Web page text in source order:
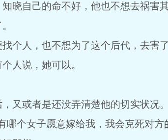
自己的命不好，他也不想去祸害其
人，也不想为了这个后代，去害了
人说，她可以。
或者是还没弄清楚他的切实状况。
个女子愿意嫁给我，我会克死对方